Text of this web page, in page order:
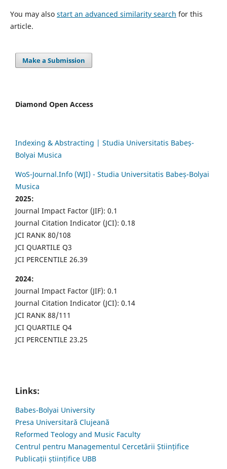
You may also start an advanced similarity search for this
article.
Make a Submission
Diamond Open Access
Indexing & Abstracting | Studia Universitatis Babeș-
Bolyai Musica
WoS-Journal.Info (WJI) - Studia Universitatis Babeș-Bolyai
Musica
2025:
Journal Impact Factor (JIF): 0.1
Journal Citation Indicator (JCI): 0.18
JCI RANK 80/108
JCI QUARTILE Q3
JCI PERCENTILE 26.39
2024:
Journal Impact Factor (JIF): 0.1
Journal Citation Indicator (JCI): 0.14
JCI RANK 88/111
JCI QUARTILE Q4
JCI PERCENTILE 23.25
Links:
Babes-Bolyai University
Presa Universitară Clujeană
Reformed Teology and Music Faculty
Centrul pentru Managementul Cercetării Științifice
Publicații științifice UBB